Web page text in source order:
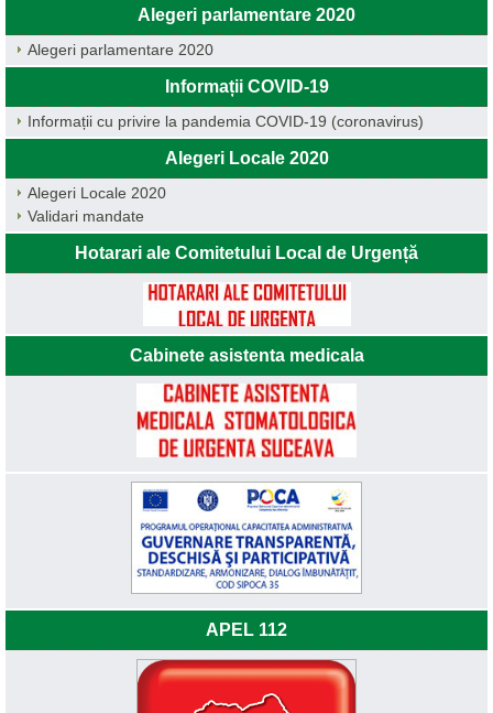
Alegeri parlamentare 2020
Alegeri parlamentare 2020
Informații COVID-19
Informații cu privire la pandemia COVID-19 (coronavirus)
Alegeri Locale 2020
Alegeri Locale 2020
Validari mandate
Hotarari ale Comitetului Local de Urgență
Cabinete asistenta medicala
APEL 112